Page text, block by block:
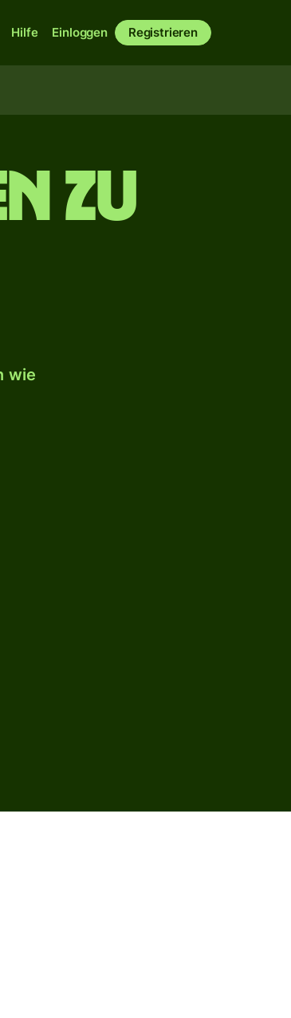
Hilfe Einloggen Registrieren
zu
wie